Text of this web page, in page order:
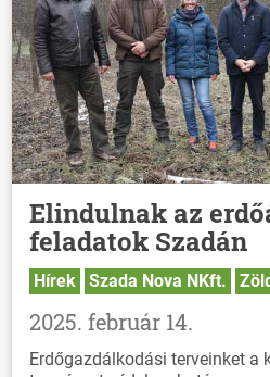
Elindulnak az
feladatok Szadán
Hírek Szada Nova NKft.
2025. február 14.
Erdőgazdálkodási terveinket a